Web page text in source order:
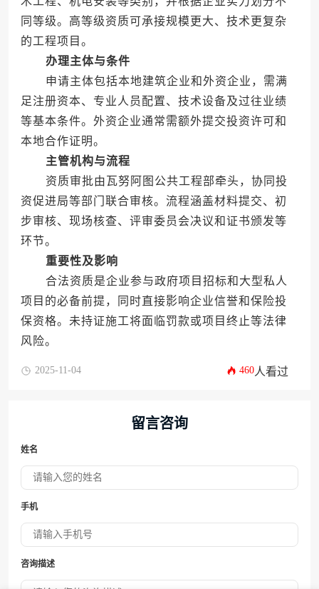
同等级。高等级资质可承接规模更大、技术更复杂
的工程项目。
办理主体与条件
申请主体包括本地建筑企业和外资企业，需满
足注册资本、专业人员配置、技术设备及过往业绩
等基本条件。外资企业通常需额外提交投资许可和
本地合作证明。
主管机构与流程
资质审批由瓦努阿图公共工程部牵头，协同投
资促进局等部门联合审核。流程涵盖材料提交、初
步审核、现场核查、评审委员会决议和证书颁发等
环节。
重要性及影响
合法资质是企业参与政府项目招标和大型私人
项目的必备前提，同时直接影响企业信誉和保险投
保资格。未持证施工将面临罚款或项目终止等法律
风险。
2025-11-04 460人看过
留言咨询
姓名
手机
咨询描述